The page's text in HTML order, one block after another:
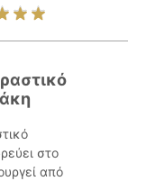
στο
από